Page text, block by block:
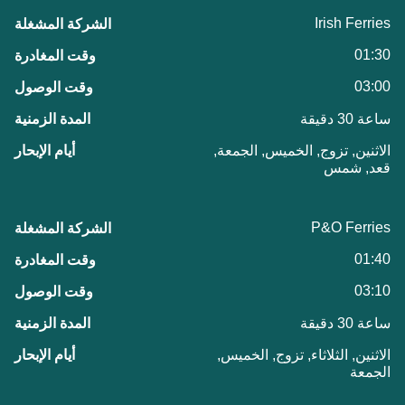
Irish Ferries
01:30
03:00
ساعة 30 دقيقة
الاثنين, تزوج, الخميس, الجمعة,
قعد, شمس
P&O Ferries
01:40
03:10
ساعة 30 دقيقة
الاثنين, الثلاثاء, تزوج, الخميس,
الجمعة